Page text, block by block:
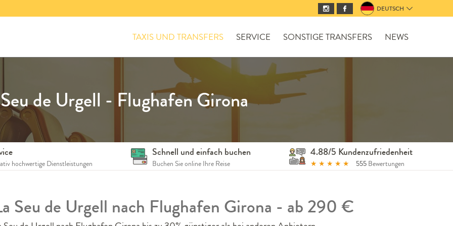
DEUTSCH
TAXIS UND TRANSFERS SERVICE SONSTIGE TRANSFERS NEWS
hochwertige Dienstleistungen
Schnell und einfach buchen
Buchen Sie online Ihre Reise
4.88/5 Kundenzufriedenheit
★ ★ ★ ★ ★ 555 Bewertungen
de Urgell - Flughafen Girona
Seu de Urgell nach Flughafen Girona - ab 290 €